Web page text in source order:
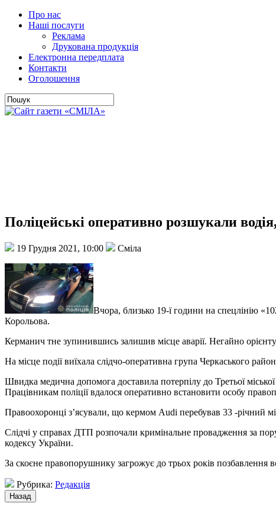
Про нас
Наші послуги
Реклама
Друкована продукція
Електронна передплата
Контакти
Оголошення
Поліцейські оперативно розшукали
19 Грудня 2021, 10:00 Сміла
Вчора, близько 19-ї години на спецлінію
Корольова.
Керманич тне зупинившись залишив місце аварії. Негайно
На місце події виїхала слідчо-оперативна група Черкаського
Швидка медична допомога доставила потерпілу до Третьої
Працівникам поліції вдалося оперативно встановити особу
Правоохоронці з’ясували, що кермом Audi перебував 33 -річний
Слідчі у справах ДТП розпочали кримінальне провадження за
кодексу України.
За скоєне правопорушнику загрожує до трьох років позбавлення
Рубрика: Редакція